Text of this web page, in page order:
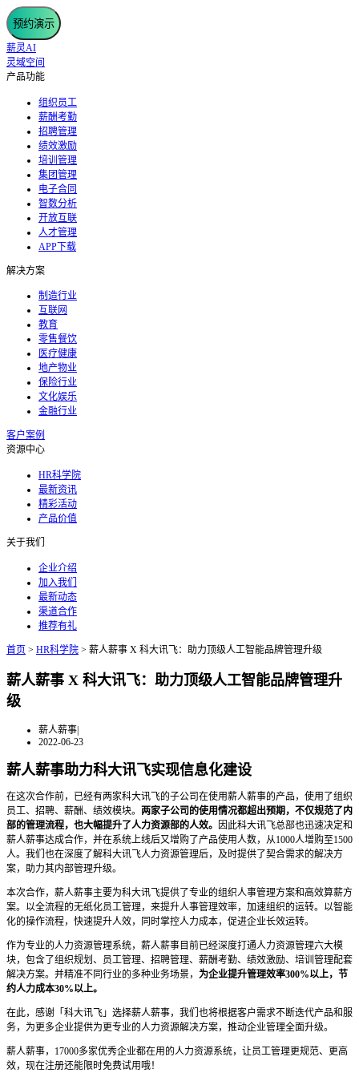
预约演示
薪灵AI
灵域空间
产品功能
组织员工
薪酬考勤
招聘管理
绩效激励
培训管理
集团管理
电子合同
智数分析
开放互联
人才管理
APP下载
解决方案
制造行业
互联网
教育
零售餐饮
医疗健康
地产物业
保险行业
文化娱乐
金融行业
客户案例
资源中心
HR科学院
最新资讯
精彩活动
产品价值
关于我们
企业介绍
加入我们
最新动态
渠道合作
推荐有礼
首页 > HR科学院 > 薪人薪事 X 科大讯飞：助力顶级人工智能品牌管理升级
薪人薪事 X 科大讯飞：助力顶级人工智能品牌管理升
级
薪人薪事|
2022-06-23
薪人薪事助力科大讯飞实现信息化建设
在这次合作前，已经有两家科大讯飞的子公司在使用薪人薪事的产品，使用了组织
员工、招聘、薪酬、绩效模块。 两家子公司的使用情况都超出预期，不仅规范了内
部的管理流程，也大幅提升了人力资源部的人效。 因此科大讯飞总部也迅速决定和
薪人薪事达成合作，并在系统上线后又增购了产品使用人数，从1000人增购至1500
人。我们也在深度了解科大讯飞人力资源管理后，及时提供了契合需求的解决方
案，助力其内部管理升级。
本次合作，薪人薪事主要为科大讯飞提供了专业的组织人事管理方案和高效算薪方
案。以全流程的无纸化员工管理，来提升人事管理效率，加速组织的运转。以智能
化的操作流程，快速提升人效，同时掌控人力成本，促进企业长效运转。
作为专业的人力资源管理系统，薪人薪事目前已经深度打通人力资源管理六大模
块，包含了组织规划、员工管理、招聘管理、薪酬考勤、绩效激励、培训管理配套
解决方案。并精准不同行业的多种业务场景， 为企业提升管理效率300%以上，节
约人力成本30%以上。
在此，感谢「科大讯飞」选择薪人薪事，我们也将根据客户需求不断迭代产品和服
务，为更多企业提供为更专业的人力资源解决方案，推动企业管理全面升级。
薪人薪事，17000多家优秀企业都在用的人力资源系统，让员工管理更规范、更高
效，现在注册还能限时免费试用哦！